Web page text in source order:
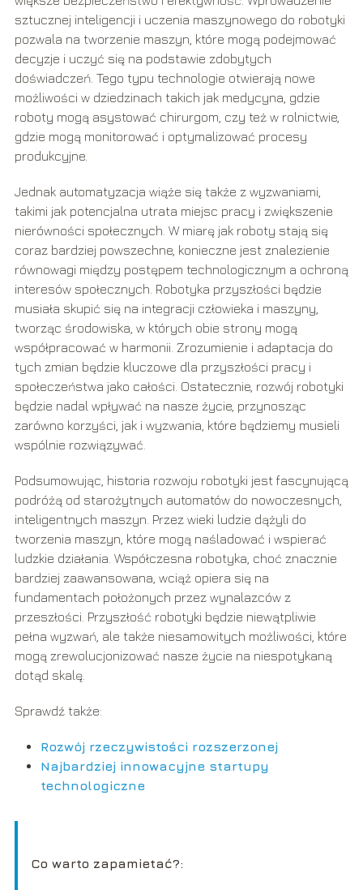
sztucznej inteligencji i uczenia maszynowego do robotyki
pozwala na tworzenie maszyn, które mogą podejmować
decyzje i uczyć się na podstawie zdobytych
doświadczeń. Tego typu technologie otwierają nowe
możliwości w dziedzinach takich jak medycyna, gdzie
roboty mogą asystować chirurgom, czy też w rolnictwie,
gdzie mogą monitorować i optymalizować procesy
produkcyjne.
Jednak automatyzacja wiąże się także z wyzwaniami,
takimi jak potencjalna utrata miejsc pracy i zwiększenie
nierówności społecznych. W miarę jak roboty stają się
coraz bardziej powszechne, konieczne jest znalezienie
równowagi między postępem technologicznym a ochroną
interesów społecznych. Robotyka przyszłości będzie
musiała skupić się na integracji człowieka i maszyny,
tworząc środowiska, w których obie strony mogą
współpracować w harmonii. Zrozumienie i adaptacja do
tych zmian będzie kluczowe dla przyszłości pracy i
społeczeństwa jako całości. Ostatecznie, rozwój robotyki
będzie nadal wpływać na nasze życie, przynosząc
zarówno korzyści, jak i wyzwania, które będziemy musieli
wspólnie rozwiązywać.
Podsumowując, historia rozwoju robotyki jest fascynującą
podróżą od starożytnych automatów do nowoczesnych,
inteligentnych maszyn. Przez wieki ludzie dążyli do
tworzenia maszyn, które mogą naśladować i wspierać
ludzkie działania. Współczesna robotyka, choć znacznie
bardziej zaawansowana, wciąż opiera się na
fundamentach położonych przez wynalazców z
przeszłości. Przyszłość robotyki będzie niewątpliwie
pełna wyzwań, ale także niesamowitych możliwości, które
mogą zrewolucjonizować nasze życie na niespotykaną
dotąd skalę.
Sprawdź także:
Rozwój rzeczywistości rozszerzonej
Najbardziej innowacyjne startupy
technologiczne
Co warto zapamietać?: